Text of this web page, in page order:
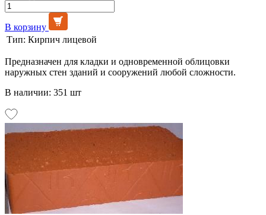
В корзину
Тип: Кирпич лицевой
Предназначен для кладки и одновременной облицовки
наружных стен зданий и сооружений любой сложности.
В наличии: 351 шт